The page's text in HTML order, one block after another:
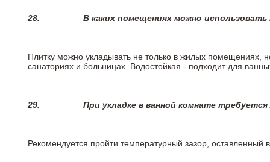
28. В каких помещениях можно
Плитку можно укладывать не только в жилых помещениях,
санаториях и больницах. Водостойкая - подходит для
29. При укладке в ванной комнате
Рекомендуется пройти температурный зазор,